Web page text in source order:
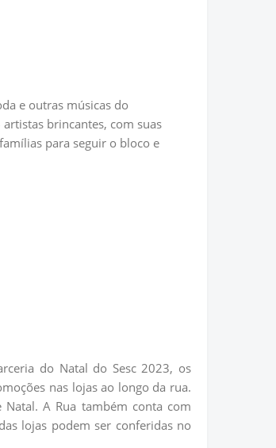
e outras músicas do
brincantes, com suas
para seguir o bloco e
do Natal do Sesc 2023, os
nas lojas ao longo da rua.
A Rua também conta com
lojas podem ser conferidas no